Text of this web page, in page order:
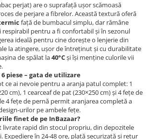
perjat) are o suprafață ușor scămoasă
de perjare a fibrelor. Această textură oferă
față de bumbacul simplu, dar rămâne
pentru a fi confortabil și în sezonul
ideală pentru cine dorește o lenjerie din
la atingere, ușor de întreținut și cu durabilitate
de spălat la40°Cși își menține culorile vii
piese – gata de utilizare
ce ai nevoie pentru a aranja patul complet: 1
cm), 1 cearceaf de pat (230×250 cm) și 4 fețe de
4 fețe de pernă permit aranjarea completă a
urilor pe ambele fețe.
finet de pe InBazaar?
livrate rapid din stocul propriu, din depozitele
Expediere în 24-48 ore, plată securizată și retur